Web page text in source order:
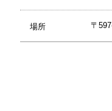
場所 〒